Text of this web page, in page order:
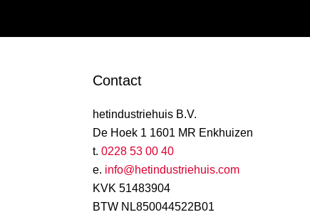
Contact
hetindustriehuis B.V.
De Hoek 1 1601 MR Enkhuizen
t. 0228 53 00 40
e. info@hetindustriehuis.com
KVK 51483904
BTW NL850044522B01